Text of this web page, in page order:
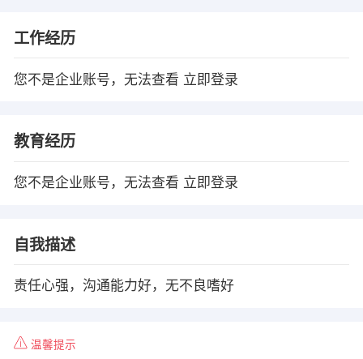
工作经历
您不是企业账号，无法查看 立即登录
教育经历
您不是企业账号，无法查看 立即登录
自我描述
责任心强，沟通能力好，无不良嗜好
温馨提示